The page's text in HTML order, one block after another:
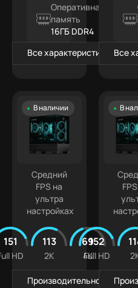
Оперативная
память
16ГБ DDR4
Все характеристики
Все
В наличии
Средний
FPS на
ультра
настройках
151
HD
113
2K
69
4K
Производительность в
В
152
Full HD